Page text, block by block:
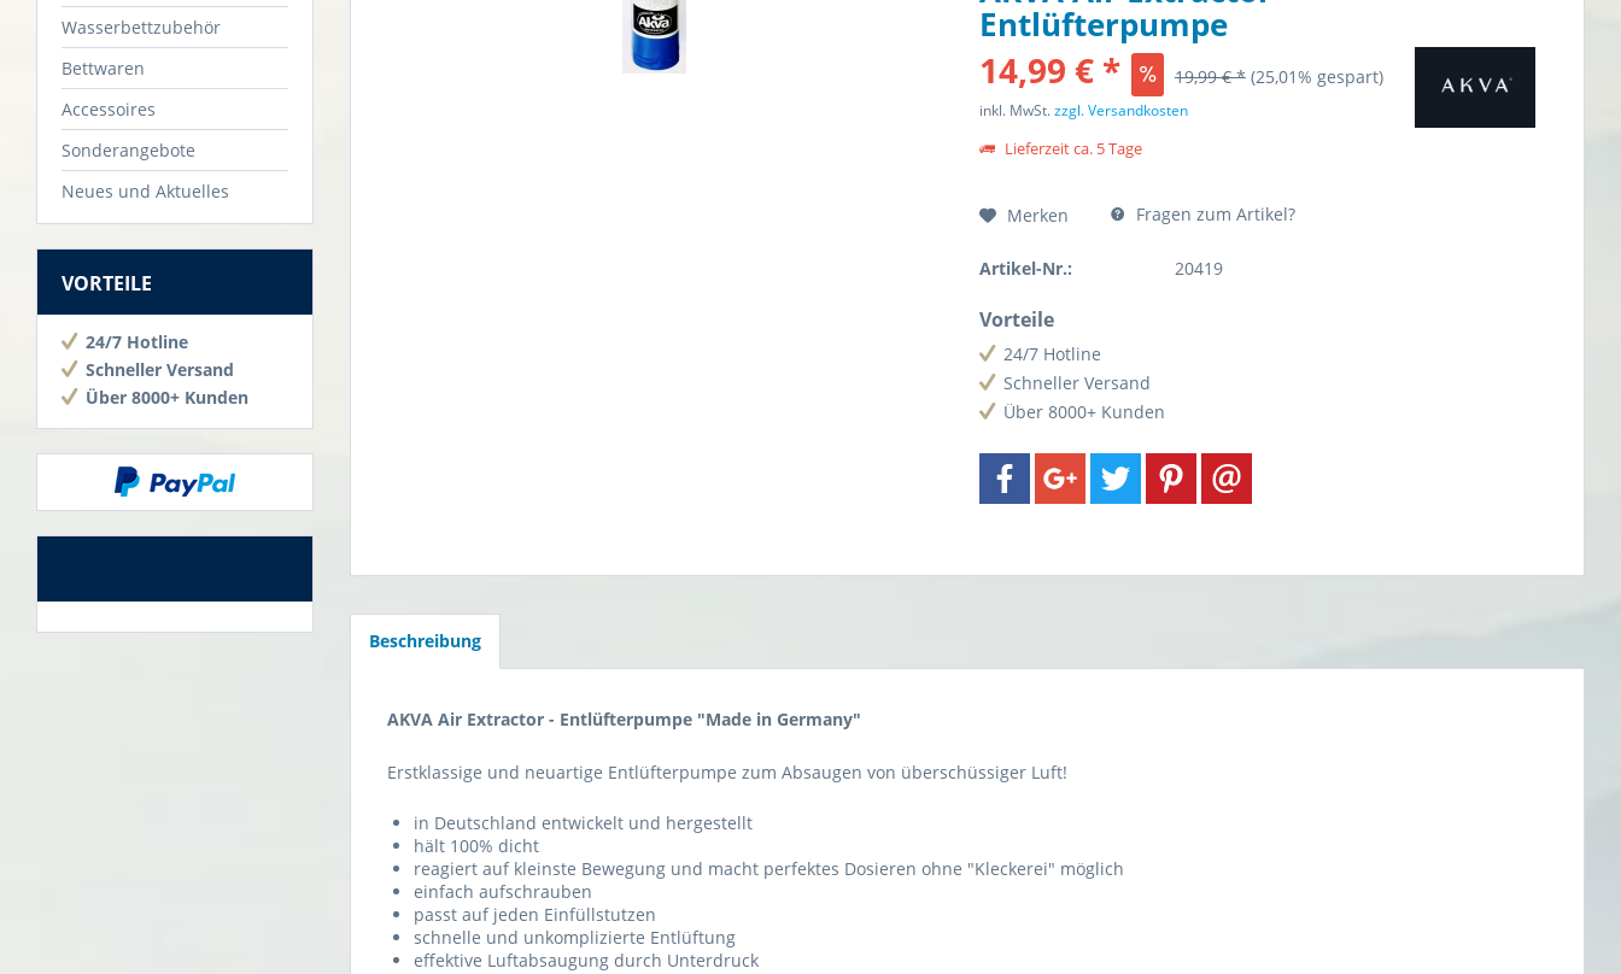
Wasserbettzubehör
Bettwaren
Accessoires
Sonderangebote
Neues und Aktuelles
VORTEILE
24/7 Hotline
Schneller Versand
Über 8000+ Kunden
Entlüfterpumpe
14,99 € * 19,99 € * (25,01% gespart)
inkl. MwSt.zzgl. Versandkosten
Lieferzeit ca. 5 Tage
Merken Fragen zum Artikel?
Artikel-Nr.: 20419
Vorteile
24/7 Hotline
Schneller Versand
Über 8000+ Kunden
Beschreibung
AKVA Air Extractor - Entlüfterpumpe "Made in Germany"
Erstklassige und neuartige Entlüfterpumpe zum Absaugen von überschüssiger Luft!
in Deutschland entwickelt und hergestellt
hält 100% dicht
reagiert auf kleinste Bewegung und macht perfektes Dosieren ohne "Kleckerei" möglich
einfach aufschrauben
passt auf jeden Einfüllstutzen
schnelle und unkomplizierte Entlüftung
effektive Luftabsaugung durch Unterdruck